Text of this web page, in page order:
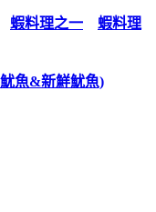
蝦料理之一
蝦料理
魚&新鮮魷魚)